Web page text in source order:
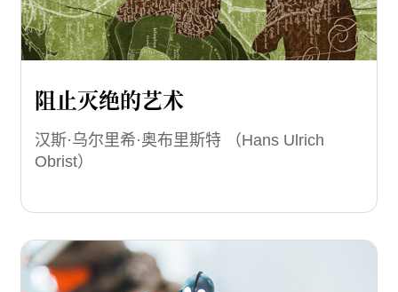
阻止灭绝的艺术
汉斯·乌尔里希·奥布里斯特 （Hans Ulrich
Obrist）